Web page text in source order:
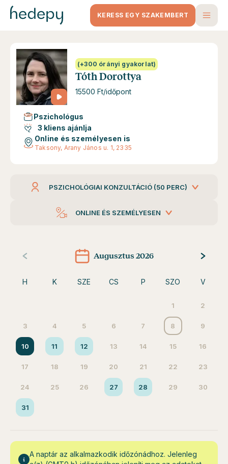
KERESS EGY SZAKEMBERT
(+300 órányi gyakorlat)
Tóth Dorottya
15500 Ft/időpont
Pszichológus
3 kliens ajánlja
Online és személyesen is
Taksony, Arany János u. 1, 2335
PSZICHOLÓGIAI KONZULTÁCIÓ (50 PERC)
ONLINE ÉS SZEMÉLYESEN
Augusztus 2026
H K SZE CS P SZO V
1 2
3 4 5 6 7 8 9
10 11 12 13 14 15 16
17 18 19 20 21 22 23
24 25 26 27 28 29 30
31
A naptár az alkalmazkodik időzónádhoz. Jelenleg